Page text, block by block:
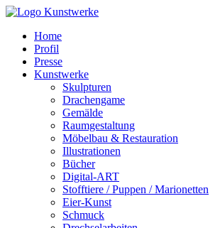
Home
Profil
Presse
Kunstwerke
Skulpturen
Drachengame
Gemälde
Raumgestaltung
Möbelbau & Restauration
Illustrationen
Bücher
Digital-ART
Stofftiere / Puppen / Marionetten
Eier-Kunst
Schmuck